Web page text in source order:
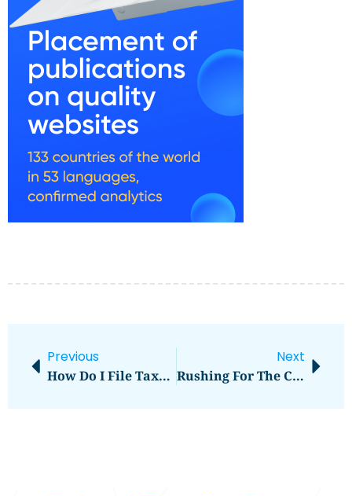
Previous
How Do I File Taxes On Rental Income?
Next
Rushing For The Ceiba Ferry? Book Your Airport Taxi Fast